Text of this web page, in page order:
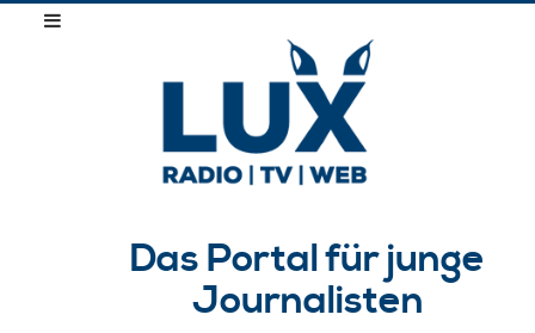
Das Portal für junge
Journalisten